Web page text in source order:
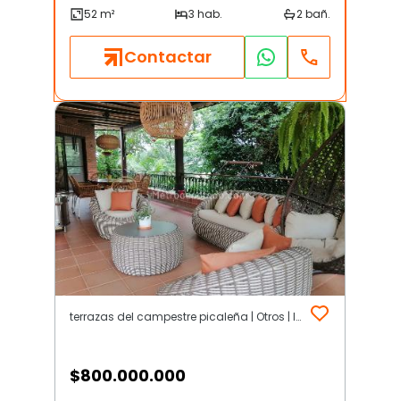
Contactar
terrazas del campestre picaleña | Otros | Ibagué
$800.000.000